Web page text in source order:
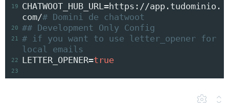
19
CHATWOOT_HUB_URL =https://app.tudominio.
com/# Domini de chatwoot
20 ## Development Only Config
21 # if you want to use letter_opener for
local emails
22 LETTER_OPENER=true
23